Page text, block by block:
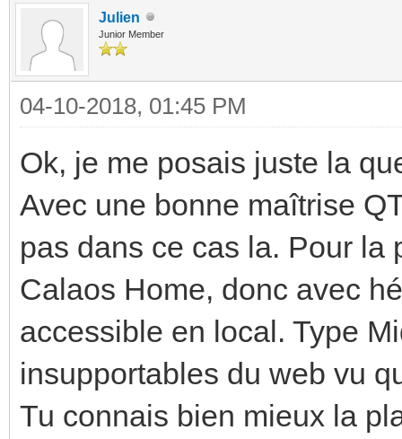
Julien
Junior Member
04-10-2018, 01:45 PM
Ok, je me posais juste la
Avec une bonne maîtrise
pas dans ce cas la. Pour la
Calaos Home, donc avec
accessible en local. Type
insupportables du web vu
Tu connais bien mieux la